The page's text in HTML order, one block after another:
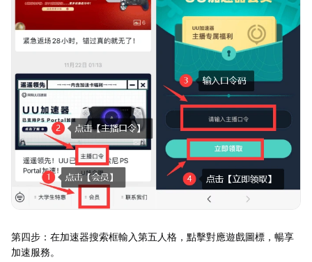
第四步：在加速器搜索框輸入第五人格，點擊對應遊戲圖標，暢享
加速服務。